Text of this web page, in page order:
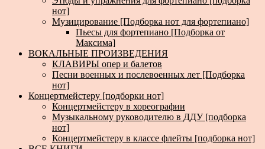
нот]
Музицирование [Подборка нот для фортепиано]
Пьесы для фортепиано [Подборка от
Максима]
ВОКАЛЬНЫЕ ПРОИЗВЕДЕНИЯ
КЛАВИРЫ опер и балетов
Песни военных и послевоенных лет [Подборка
нот]
Концертмейстеру [подборки нот]
Концертмейстеру в хореографии
Музыкальному руководителю в ДДУ [подборка
нот]
Концертмейстеру в классе флейты [подборка нот]